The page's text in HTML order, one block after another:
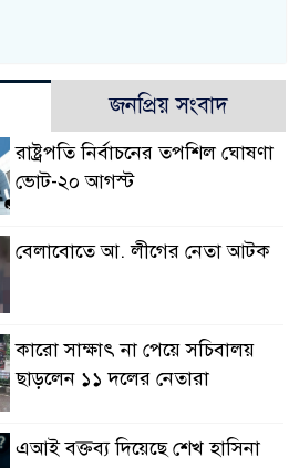
জনপ্রিয় সংবাদ
রাষ্ট্রপতি নির্বাচনের তপশিল ঘোষণা
ভোট-২০ আগস্ট
বেলাবোতে আ. লীগের নেতা আটক
কারো সাক্ষাৎ না পেয়ে সচিবালয়
ছাড়লেন ১১ দলের নেতারা
এআই বক্তব্য দিয়েছে শেখ হাসিনা